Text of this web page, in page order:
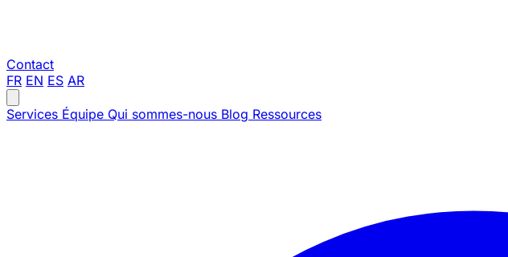
Contact
FR EN ES AR
Services Équipe Qui sommes-nous Blog Ressources